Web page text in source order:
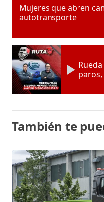
Mujeres que abren
autotransporte
También te